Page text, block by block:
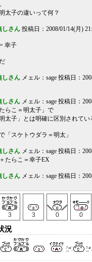
太子の違いって何？
しさん 投稿日：2008/01/14(月)
幸子
しさん メェル：sage 投稿日：
しさん メェル：sage 投稿日：
らこ＝明太子」で
太子」とは明確に区別されてい
「スケトウダラ＝明太」
しさん メェル：sage 投稿日：
たらこ＝幸子EX
しさん メェル：sage 投稿日：
3 3 0 0
況